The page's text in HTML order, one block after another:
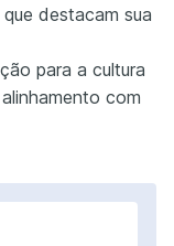
destacam sua
para a cultura
com